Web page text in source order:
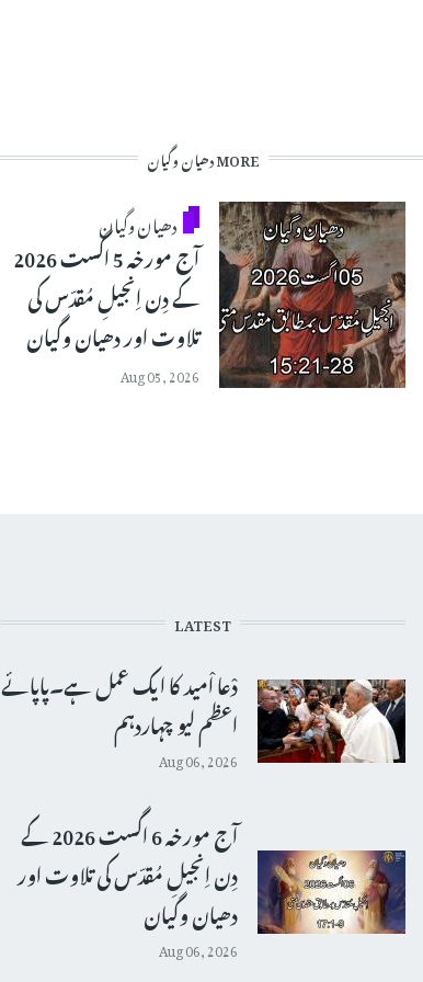
MORE دھیان وگیان
دھیان وگیان
آج مورخہ 5 اگست 2026
کے دِن اِنجیلِ مُقدّس کی
تلاوت اور دھیان وگیان
Aug 05, 2026
LATEST
دْعا اْمید کا ایک عمل ہے۔پاپائے
اعظم لیو چہاردہم
Aug 06, 2026
آج مورخہ 6 اگست 2026 کے
دِن اِنجیلِ مُقدّس کی تلاوت اور
دھیان وگیان
Aug 06, 2026